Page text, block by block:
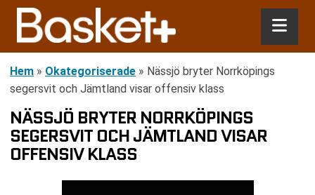
Hem » Okategoriserade » Nässjö bryter Norrköpings
segersvit och Jämtland visar offensiv klass
NÄSSJÖ BRYTER NORRKÖPINGS
SEGERSVIT OCH JÄMTLAND VISAR
OFFENSIV KLASS